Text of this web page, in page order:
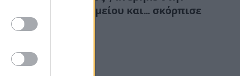
οροφή νοσοκομείου και… σκόρπισε
τον τρόμο